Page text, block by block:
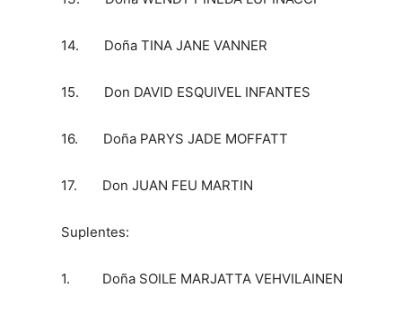
14. Doña TINA JANE VANNER
15. Don DAVID ESQUIVEL INFANTES
16. Doña PARYS JADE MOFFATT
17. Don JUAN FEU MARTIN
Suplentes:
1. Doña SOILE MARJATTA VEHVILAINEN